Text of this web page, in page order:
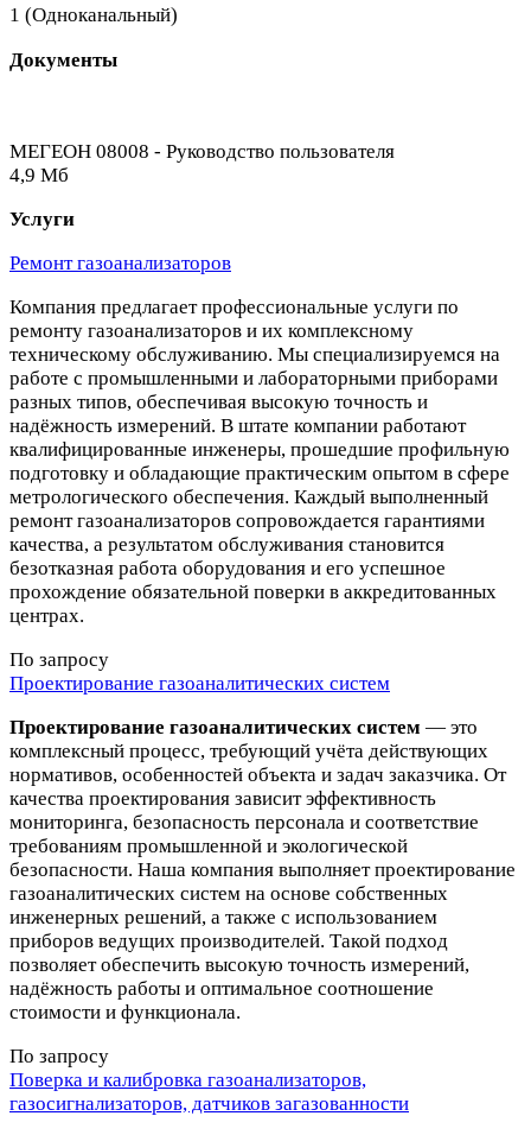
1 (Одноканальный)
Документы
МЕГЕОН 08008 - Руководство пользователя
4,9 Мб
Услуги
Ремонт газоанализаторов
Компания предлагает профессиональные услуги по
ремонту газоанализаторов и их комплексному
техническому обслуживанию. Мы специализируемся на
работе с промышленными и лабораторными приборами
разных типов, обеспечивая высокую точность и
надёжность измерений. В штате компании работают
квалифицированные инженеры, прошедшие профильную
подготовку и обладающие практическим опытом в сфере
метрологического обеспечения. Каждый выполненный
ремонт газоанализаторов сопровождается гарантиями
качества, а результатом обслуживания становится
безотказная работа оборудования и его успешное
прохождение обязательной поверки в аккредитованных
центрах.
По запросу
Проектирование газоаналитических систем
Проектирование газоаналитических систем — это
комплексный процесс, требующий учёта действующих
нормативов, особенностей объекта и задач заказчика. От
качества проектирования зависит эффективность
мониторинга, безопасность персонала и соответствие
требованиям промышленной и экологической
безопасности. Наша компания выполняет проектирование
газоаналитических систем на основе собственных
инженерных решений, а также с использованием
приборов ведущих производителей. Такой подход
позволяет обеспечить высокую точность измерений,
надёжность работы и оптимальное соотношение
стоимости и функционала.
По запросу
Поверка и калибровка газоанализаторов,
газосигнализаторов, датчиков загазованности